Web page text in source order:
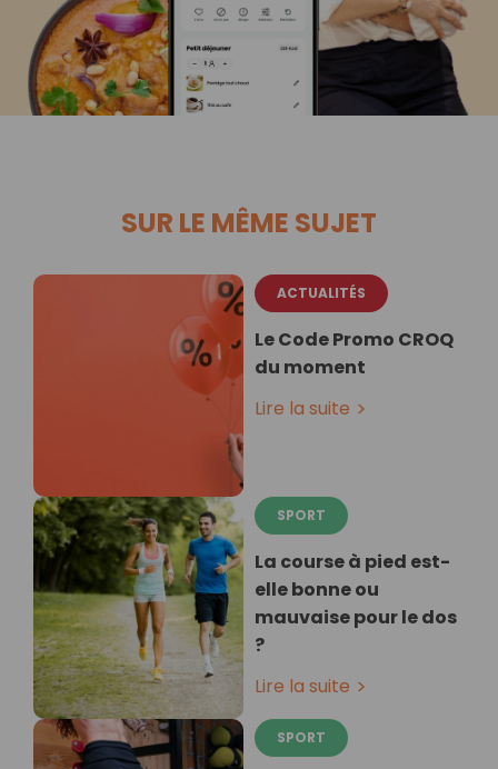
SUR LE MÊME SUJET
ACTUALITÉS
Le Code Promo CROQ
du moment
Lire la suite
SPORT
La course à pied est-
elle bonne ou
mauvaise pour le dos
?
Lire la suite
SPORT